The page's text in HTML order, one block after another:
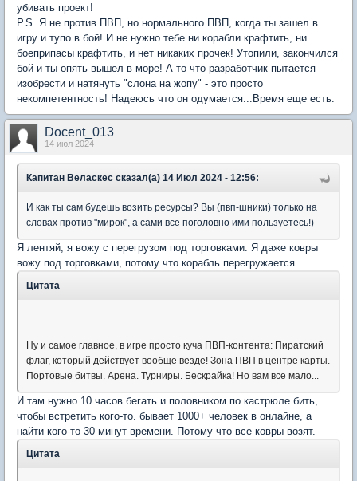
убивать проект!
P.S. Я не против ПВП, но нормального ПВП, когда ты зашел в
игру и тупо в бой! И не нужно тебе ни корабли крафтить, ни
боеприпасы крафтить, и нет никаких прочек! Утопили, закончился
бой и ты опять вышел в море! А то что разработчик пытается
изобрести и натянуть "слона на жопу" - это просто
некомпетентность! Надеюсь что он одумается...Время еще есть.
Docent_013
14 июл 2024
Капитан Веласкес сказал(а) 14 Июл 2024 - 12:56:
И как ты сам будешь возить ресурсы? Вы (пвп-шники) только на
словах против "мирок", а сами все поголовно ими пользуетесь!)
Я лентяй, я вожу с перегрузом под торговками. Я даже ковры
вожу под торговками, потому что корабль перегружается.
Цитата
Ну и самое главное, в игре просто куча ПВП-контента: Пиратский
флаг, который действует вообще везде! Зона ПВП в центре карты.
Портовые битвы. Арена. Турниры. Бескрайка! Но вам все мало...
И там нужно 10 часов бегать и половником по кастрюле бить,
чтобы встретить кого-то. бывает 1000+ человек в онлайне, а
найти кого-то 30 минут времени. Потому что все ковры возят.
Цитата